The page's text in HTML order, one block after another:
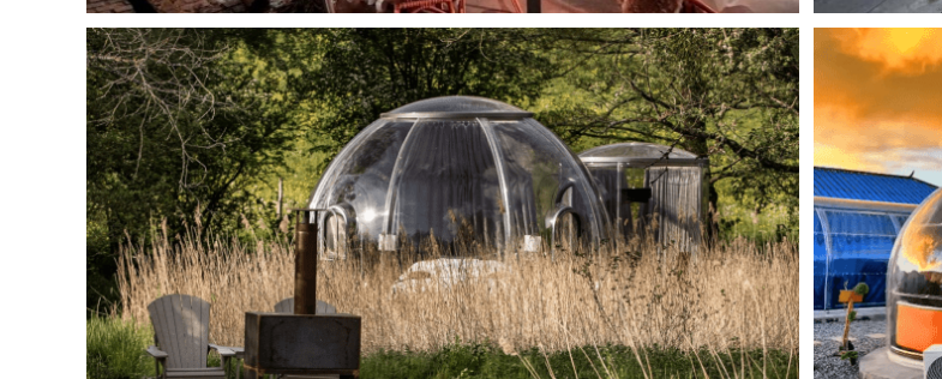
Chambre bulle pour dormir | BULLE CAPSULE